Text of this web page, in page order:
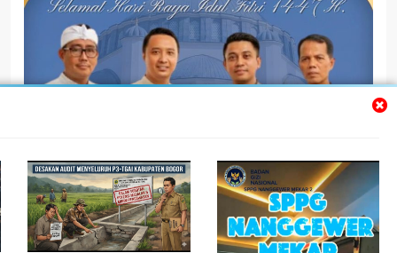
@bentengkedilannew